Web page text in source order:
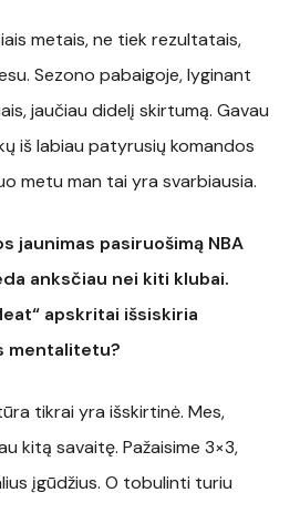
metais, ne tiek rezultatais,
Sezono pabaigoje, lyginant
jaučiau didelį skirtumą. Gavau
iš labiau patyrusių komandos
metu man tai yra svarbiausia.
jaunimas pasiruošimą NBA
anksčiau nei kiti klubai.
apskritai išsiskiria
mentalitetu?
tikrai yra išskirtinė. Mes,
kitą savaitę. Pažaisime 3×3,
įgūdžius. O tobulinti turiu